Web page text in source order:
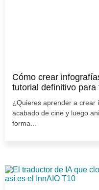
Cómo crear
tutorial definitivo
¿Quieres aprender a crear
acabado de cine y luego
forma...